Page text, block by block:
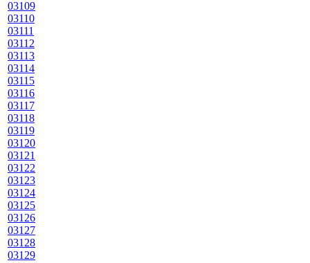
03109
03110
03111
03112
03113
03114
03115
03116
03117
03118
03119
03120
03121
03122
03123
03124
03125
03126
03127
03128
03129